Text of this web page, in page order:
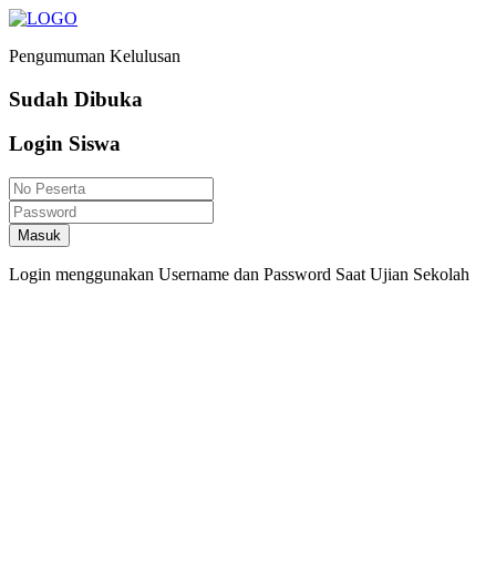
Pengumuman Kelulusan
Sudah Dibuka
Login Siswa
Masuk
Login menggunakan Username dan Password Saat Ujian Sekolah